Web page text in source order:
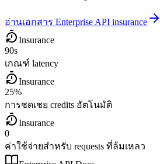
อ่านเอกสาร Enterprise API insurance
Insurance
90s
เกณฑ์ latency
Insurance
25%
การชดเชย credits อัตโนมัติ
Insurance
0
ค่าใช้จ่ายสำหรับ requests ที่ล้มเหลว